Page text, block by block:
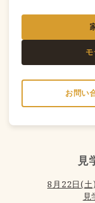
お問い
見
8月22日(